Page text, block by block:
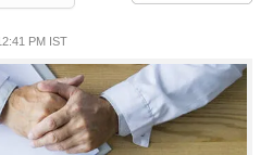
PM IST